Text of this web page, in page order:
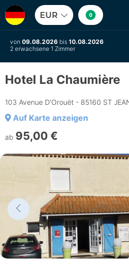
EUR 0
von 09.08.2026 bis 10.08.2026
2 erwachsene 1 Zimmer
Hotel La Chaumière
103 Avenue D'Orouët - 85160 ST
Auf Karte anzeigen
ab 95,00 €